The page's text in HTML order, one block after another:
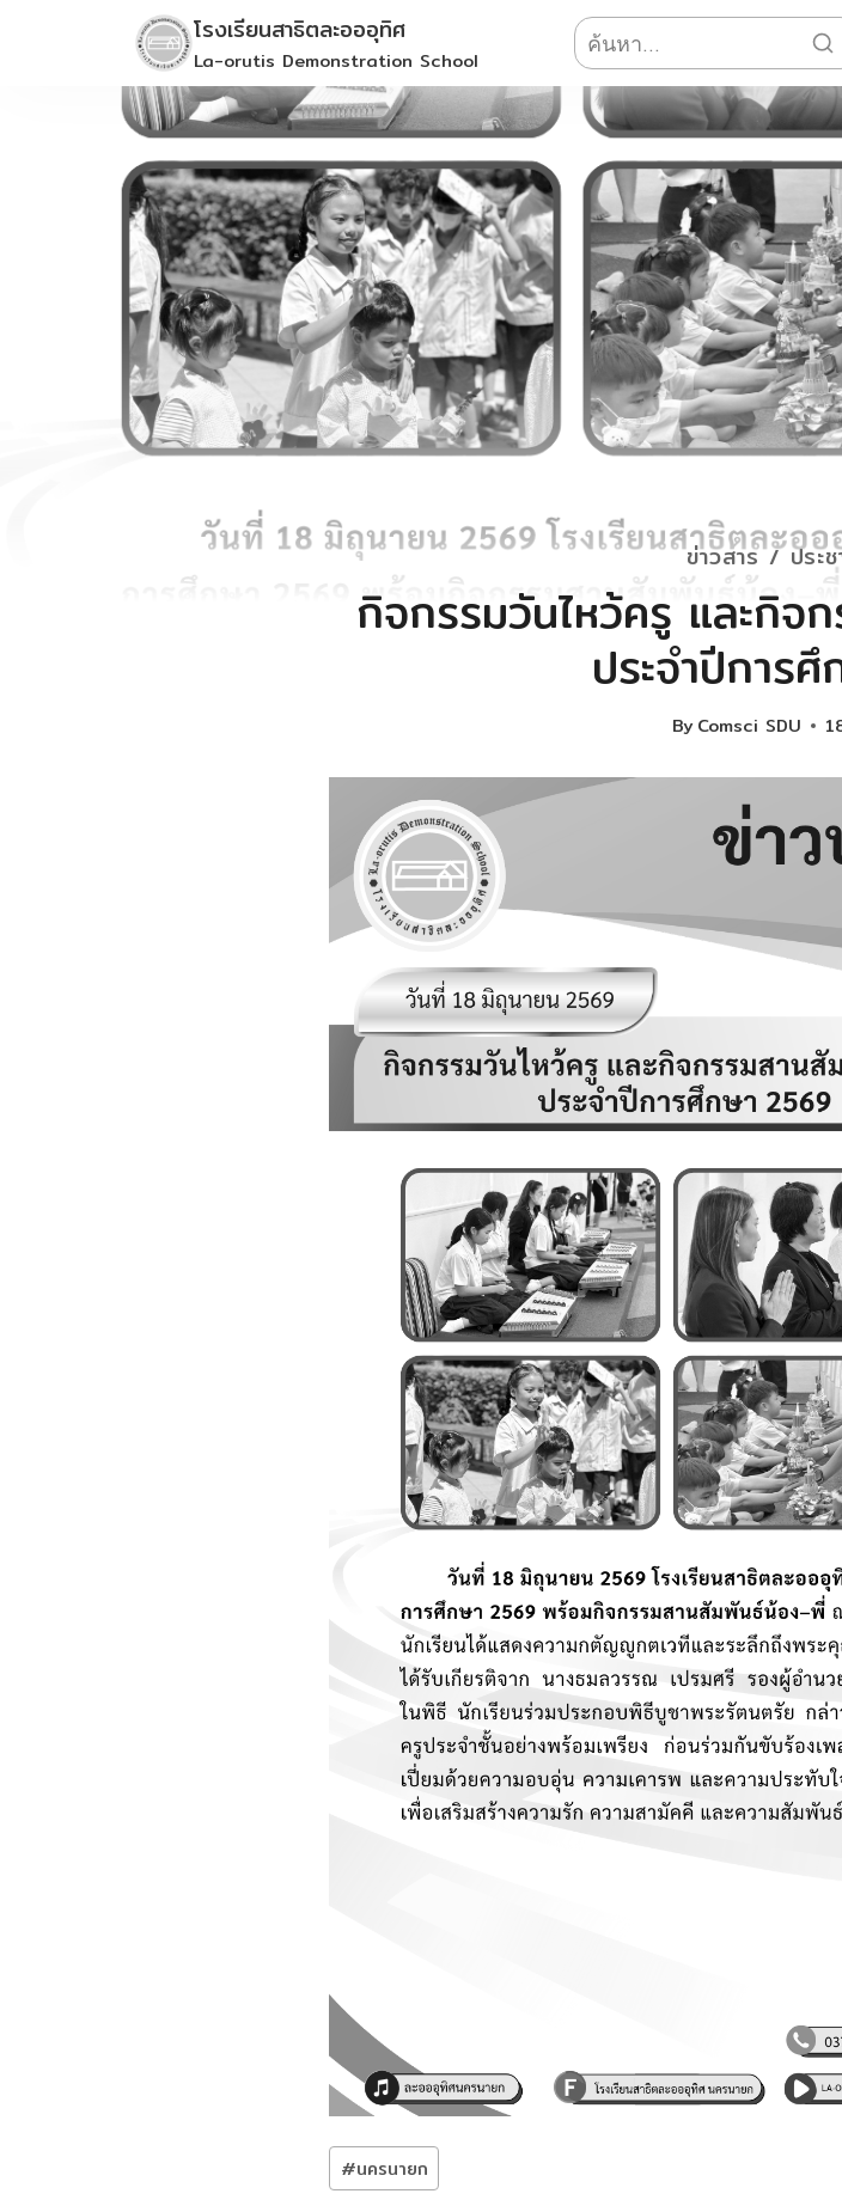
โรงเรียนสาธิตละอออุทิศ
La-orutis Demonstration School
ข่าวสาร / ประ
กิจกรรมวันไหว้ครู และกิ
ประจำปีการ
ByComsci SDU
Post
Tags:
#นครนายก